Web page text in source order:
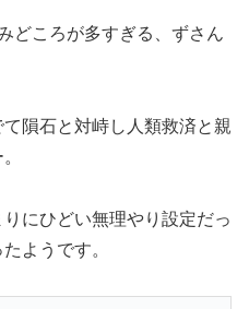
どころが多すぎる、ずさん
隕石と対峙し人類救済と親
にひどい無理やり 設定だっ
ようです。